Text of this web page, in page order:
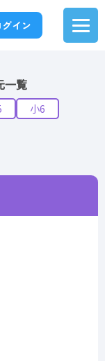
イン
一覧
小6